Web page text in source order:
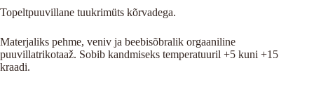
Topeltpuuvillane tuukrimüts kõrvadega.
Materjaliks pehme, veniv ja beebisõbralik orgaaniline
puuvillatrikotaaž. Sobib kandmiseks temperatuuril +5 kuni +15
kraadi.